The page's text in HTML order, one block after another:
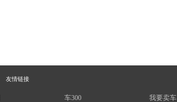
友情链接
车300
我要卖车